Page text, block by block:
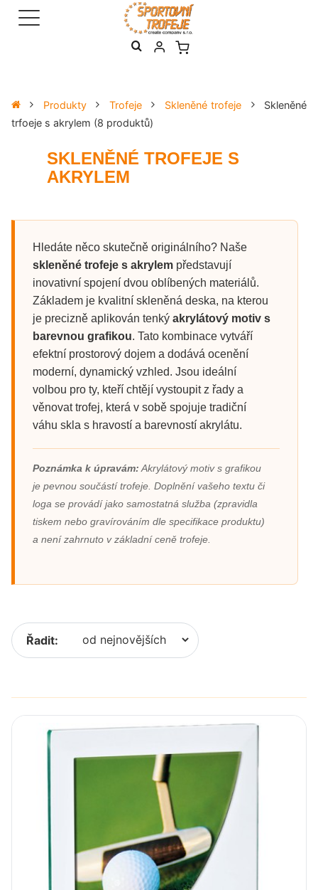
Produkty Trofeje Skleněné trofeje
Skleněné
trfoeje s akrylem (8 produktů)
SKLENĚNÉ TROFEJE S
AKRYLEM
Hledáte něco skutečně originálního? Naše
skleněné trofeje s akrylem představují
inovativní spojení dvou oblíbených materiálů.
Základem je kvalitní skleněná deska, na kterou
je precizně aplikován tenký akrylátový motiv s
barevnou grafikou. Tato kombinace vytváří
efektní prostorový dojem a dodává ocenění
moderní, dynamický vzhled. Jsou ideální
volbou pro ty, kteří chtějí vystoupit z řady a
věnovat trofej, která v sobě spojuje tradiční
váhu skla s hravostí a barevností akrylátu.
Poznámka k úpravám: Akrylátový motiv s grafikou
je pevnou součástí trofeje. Doplnění vašeho textu či
loga se provádí jako samostatná služba (zpravidla
tiskem nebo gravírováním dle specifikace produktu)
a není zahrnuto v základní ceně trofeje.
Řadit: